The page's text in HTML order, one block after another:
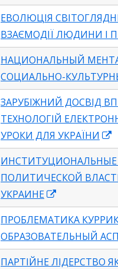
ЕВОЛЮЦІЯ
ВЗАЄМОДІЇ ЛЮДИНИ І
НАЦИОНАЛЬНЫЙ
СОЦИАЛЬНО-
ЗАРУБІЖНИЙ ДОСВІД
ТЕХНОЛОГІЙ
УРОКИ ДЛЯ УКРАЇНИ
a
ПОЛИТИЧЕСКОЙ
УКРАИНЕ
in
a
new
window
ПРОБЛЕМАТИКА
ОБРАЗОВАТЕЛЬНЫЙ
ПАРТІЙНЕ ЛІДЕРСТВО